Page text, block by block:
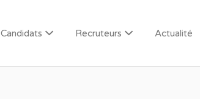
Candidats Recruteurs Actualité